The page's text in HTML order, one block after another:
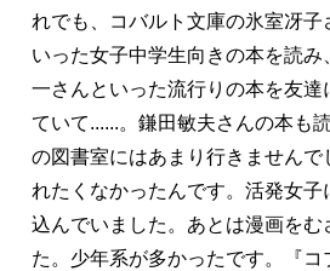
れでも、コバルト文庫の氷室冴子
いった女子中学生向きの本を読
一さんといった流行りの本を友達
ていて......。鎌田敏夫さんの本も
の図書室にはあまり行きませんで
れたくなかったんです。活発女子
込んでいました。あとは漫画をむ
た。少年系が多かったです。『コ